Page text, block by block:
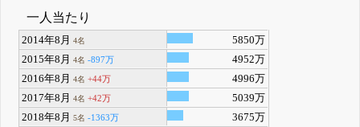
一人当たり
2014年8月4名
5850万
2015年8月4名 -897万
4952万
2016年8月4名 +44万
4996万
2017年8月4名 +42万
5039万
2018年8月5名 -1363万
3675万